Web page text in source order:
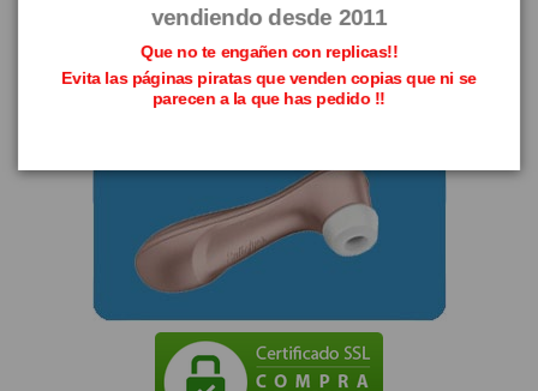
vendiendo desde 2011
Que no te engañen con replicas!!
Evita las páginas piratas que venden copias que ni se
parecen a la que has pedido !!